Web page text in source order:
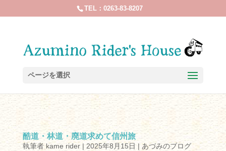
TEL：0263-83-8207
ページを選択
酷道・林道・廃道求めて信州旅
執筆者 kame rider| 2025年8月15日 | あづみのブログ